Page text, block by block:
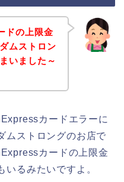
ドの上限金
ムストロン
いました～
カードエラーに
ムストロングのお店で
カードの上限金
るみたいですよ。